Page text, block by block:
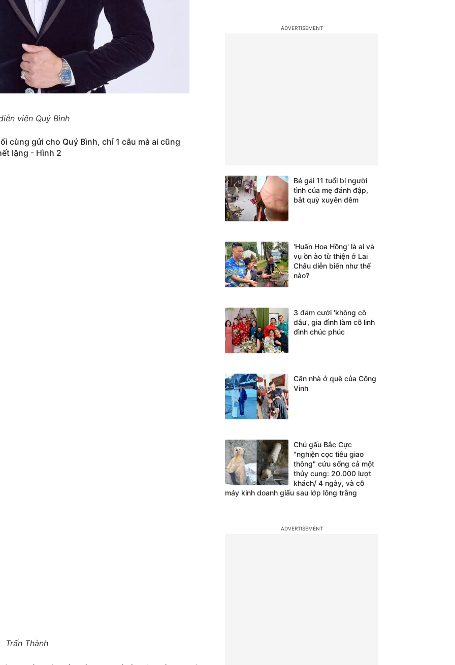
viên Quý Bình
Trấn Thành
Bé gái 11 tuổi bị người
tình của mẹ đánh đập,
bắt quỳ xuyên đêm
'Huấn Hoa Hồng' là ai và
vụ ồn ào từ thiện ở Lai
Châu diễn biến như thế
nào?
3 đám cưới 'không cô
dâu', gia đình làm cỗ linh
đình chúc phúc
Căn nhà ở quê của Công
Vinh
Chú gấu Bắc Cực
"nghiện cọc tiêu giao
thông" cứu sống cả một
thủy cung: 20.000 lượt
khách/ 4 ngày, và cỗ
máy kinh doanh giấu sau lớp lông trắng